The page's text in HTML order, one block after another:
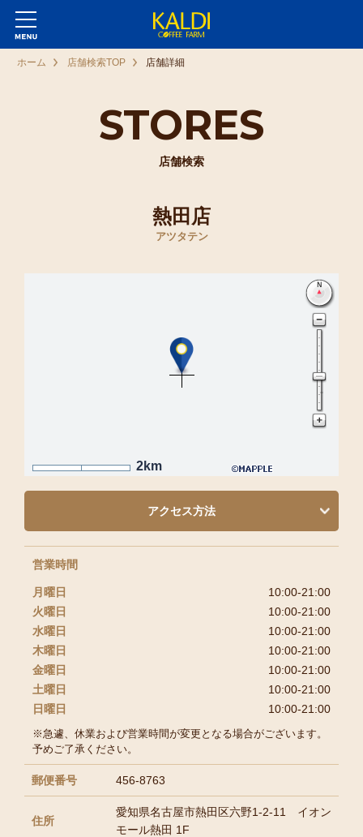
STORES
店舗検索
ホーム 店舗検索TOP 店舗詳細
熱田店
アツタテン
2km
営業時間
月曜日
10:00-21:00
火曜日
10:00-21:00
水曜日
10:00-21:00
木曜日
10:00-21:00
金曜日
10:00-21:00
土曜日
10:00-21:00
日曜日
10:00-21:00
※急遽、休業および営業時間が変更となる場合がございます。
予めご了承ください。
郵便番号 456-8763
住所
愛知県名古屋市熱田区六野1-2-11 イオン
モール熱田 1F
アクセス方法